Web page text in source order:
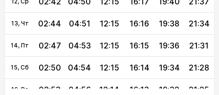
13, Чт 02:44 04:51 12:15 16:16 19:38 21:34
14, Пт 02:47 04:53 12:15 16:15 19:36 21:31
15, Сб 02:50 04:54 12:15 16:14 19:34 21:28
16, Вс 02:53 04:56 12:14 16:13 19:32 21:25